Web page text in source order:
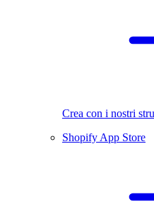
Crea con i nostri
Shopify App Store